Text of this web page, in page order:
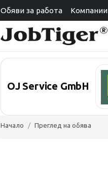
Обяви за работа Компании
OJ Service GmbH
Начало Преглед на обява